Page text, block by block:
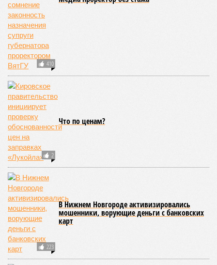
410
2
Что по ценам?
223
В Нижнем Новгороде активизировались
мошенники, ворующие деньги с банковских
карт